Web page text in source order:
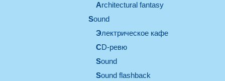
architectural fantasy
sound
электрическое кафе
CD-ревю
sound
Sound flashback